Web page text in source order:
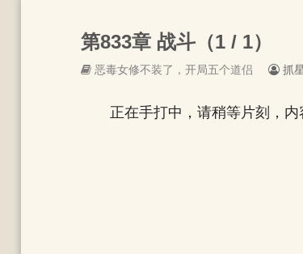
第833章 战斗（1 / 1）
恶毒女修不装了，开局五个道侣 抓
正在手打中，请稍等片刻，